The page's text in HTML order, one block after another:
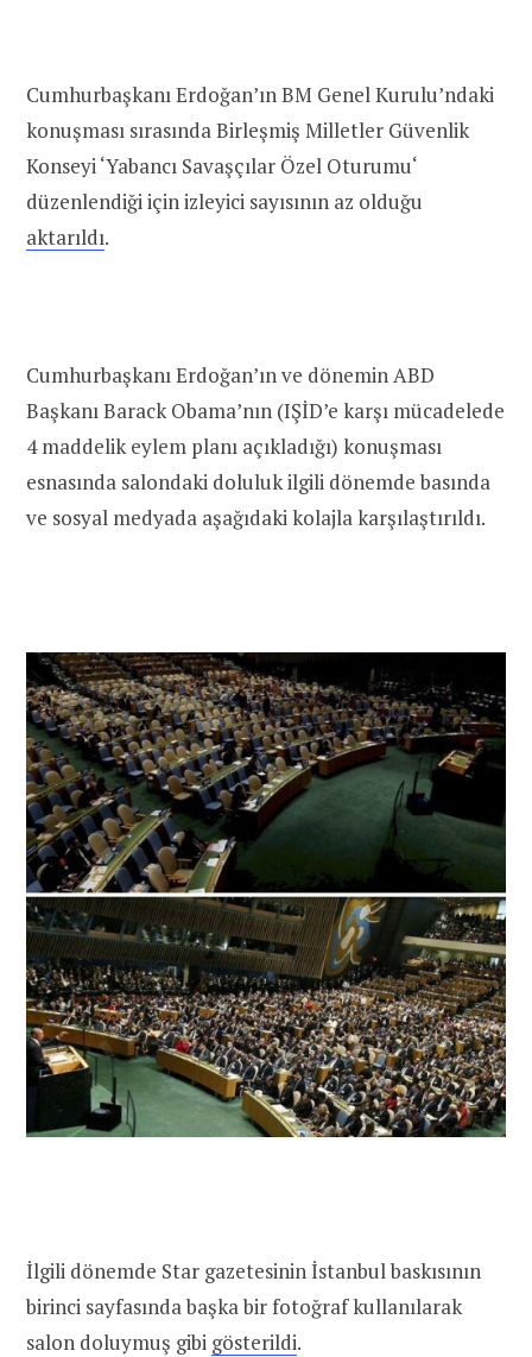
Cumhurbaşkanı Erdoğan’ın BM Genel Kurulu’ndaki
konuşması sırasında Birleşmiş Milletler Güvenlik
Konseyi ‘Yabancı Savaşçılar Özel Oturumu‘
düzenlendiği için izleyici sayısının az olduğu
aktarıldı.
Cumhurbaşkanı Erdoğan’ın ve dönemin ABD
Başkanı Barack Obama’nın (IŞİD’e karşı mücadelede
4 maddelik eylem planı açıkladığı) konuşması
esnasında salondaki doluluk ilgili dönemde basında
ve sosyal medyada aşağıdaki kolajla karşılaştırıldı.
İlgili dönemde Star gazetesinin İstanbul baskısının
birinci sayfasında başka bir fotoğraf kullanılarak
salon doluymuş gibi gösterildi.